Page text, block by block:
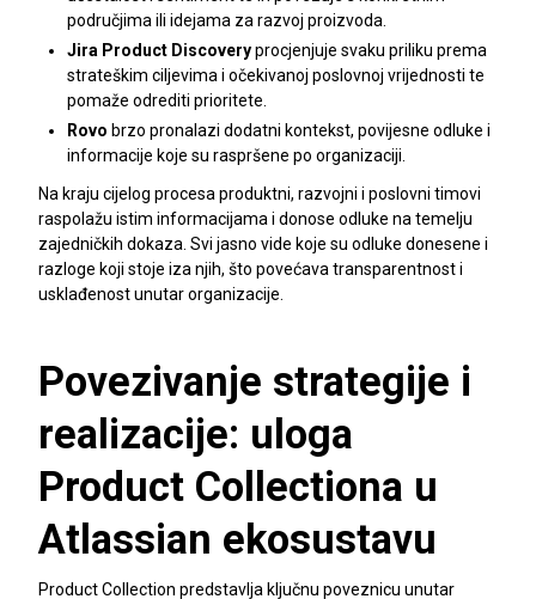
područjima ili idejama za razvoj proizvoda.
Jira Product Discoveryprocjenjuje svaku priliku prema
strateškim ciljevima i očekivanoj poslovnoj vrijednosti te
pomaže odrediti prioritete.
Rovo brzo pronalazi dodatni kontekst, povijesne odluke i
informacije koje su raspršene po organizaciji.
Na kraju cijelog procesa produktni, razvojni i poslovni timovi
raspolažu istim informacijama i donose odluke na temelju
zajedničkih dokaza. Svi jasno vide koje su odluke donesene i
razloge koji stoje iza njih, što povećava transparentnost i
usklađenost unutar organizacije.
Povezivanje strategije i
realizacije: uloga
Product Collectiona u
Atlassian ekosustavu
Product Collection predstavlja ključnu poveznicu unutar